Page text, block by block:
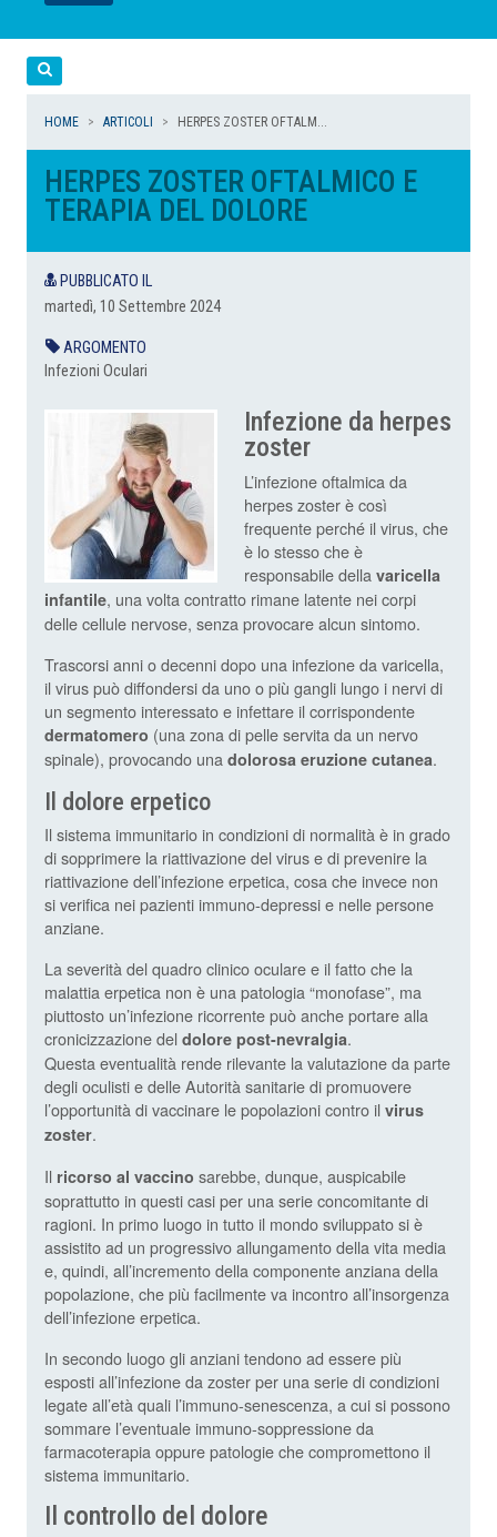
LEGGI
LEGGI
LEGGI
LEGGI
HOME ARTICOLI HERPES ZOSTER OFTALM...
HERPES ZOSTER OFTALMICO E
TERAPIA DEL DOLORE
PUBBLICATO IL
martedì, 10 Settembre 2024
ARGOMENTO
Infezioni Oculari
Infezione da herpes
zoster
L’infezione oftalmica da
herpes zoster è così
frequente perché il virus, che
è lo stesso che è
responsabile della varicella
infantile, una volta contratto rimane latente nei corpi
delle cellule nervose, senza provocare alcun sintomo.
Trascorsi anni o decenni dopo una infezione da varicella,
il virus può diffondersi da uno o più gangli lungo i nervi di
un segmento interessato e infettare il corrispondente
dermatomero (una zona di pelle servita da un nervo
spinale), provocando una dolorosa eruzione cutanea.
Il dolore erpetico
Il sistema immunitario in condizioni di normalità è in grado
di sopprimere la riattivazione del virus e di prevenire la
riattivazione dell’infezione erpetica, cosa che invece non
si verifica nei pazienti immuno-depressi e nelle persone
anziane.
La severità del quadro clinico oculare e il fatto che la
malattia erpetica non è una patologia “monofase”, ma
piuttosto un’infezione ricorrente può anche portare alla
cronicizzazione del dolore post-nevralgia.
Questa eventualità rende rilevante la valutazione da parte
degli oculisti e delle Autorità sanitarie di promuovere
l’opportunità di vaccinare le popolazioni contro il virus
zoster.
Il ricorso al vaccino sarebbe, dunque, auspicabile
soprattutto in questi casi per una serie concomitante di
ragioni. In primo luogo in tutto il mondo sviluppato si è
assistito ad un progressivo allungamento della vita media
e, quindi, all’incremento della componente anziana della
popolazione, che più facilmente va incontro all’insorgenza
dell’infezione erpetica.
In secondo luogo gli anziani tendono ad essere più
esposti all’infezione da zoster per una serie di condizioni
legate all’età quali l’immuno-senescenza, a cui si possono
sommare l’eventuale immuno-soppressione da
farmacoterapia oppure patologie che compromettono il
sistema immunitario.
Il controllo del dolore